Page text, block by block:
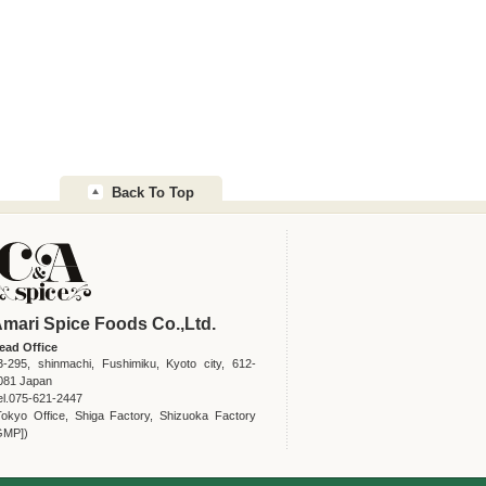
Back To Top
Spice Foods Co.,Ltd.
Office
295, shinmachi, Fushimiku, Kyoto city, 612-
Japan
621-2447
Office, Shiga Factory, Shizuoka Factory